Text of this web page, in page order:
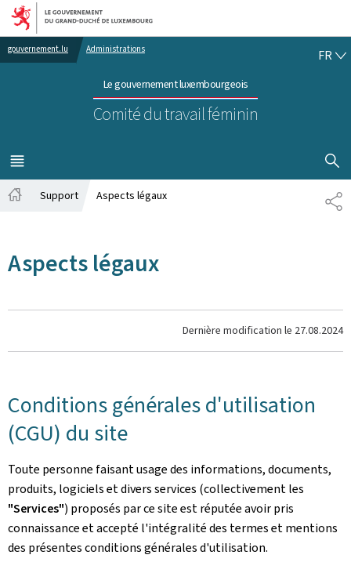
Aller au menu principal
Aller au contenu
gouvernement.lu Administrations
Le gouvernement luxembourgeois
Comité du travail féminin
FR
MENU
PRINCIPAL
Support Aspects légaux
Aspects légaux
Dernière modification le 27.08.2024
Conditions générales d'utilisation
(CGU) du site
Toute personne faisant usage des informations, documents,
produits, logiciels et divers services (collectivement les
"Services") proposés par ce site est réputée avoir pris
connaissance et accepté l'intégralité des termes et mentions
des présentes conditions générales d'utilisation.